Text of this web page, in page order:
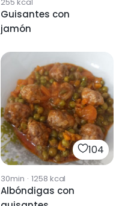
255 kcal
Guisantes con
jamón
104
30min · 1258 kcal
Albóndigas con